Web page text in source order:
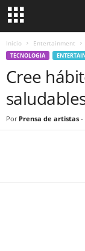
Inicio Entertainment
TECNOLOGIA
Cree
Por Prensa de artistas -